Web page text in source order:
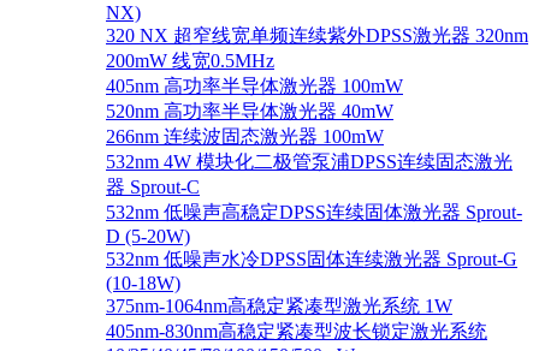
NX)
320 NX 超窄线宽单频连续紫外DPSS激光器 320nm
200mW 线宽0.5MHz
405nm 高功率半导体激光器 100mW
520nm 高功率半导体激光器 40mW
266nm 连续波固态激光器 100mW
532nm 4W 模块化二极管泵浦DPSS连续固态激光
器 Sprout-C
532nm 低噪声高稳定DPSS连续固体激光器 Sprout-
D (5-20W)
532nm 低噪声水冷DPSS固体连续激光器 Sprout-G
(10-18W)
375nm-1064nm高稳定紧凑型激光系统 1W
405nm-830nm高稳定紧凑型波长锁定激光系统